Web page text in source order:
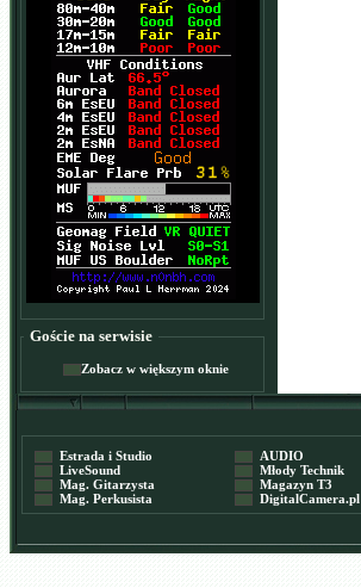
Goście na serwisie
Zobacz w większym oknie
Estrada i Studio
LiveSound
Mag. Gitarzysta
Mag. Perkusista
AUDIO
Młody Technik
Magazyn T3
DigitalCamera.pl